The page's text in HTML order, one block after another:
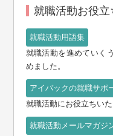
就職活動お役立
就職活動を進めていく
めました。
就職活動にお役立ちい